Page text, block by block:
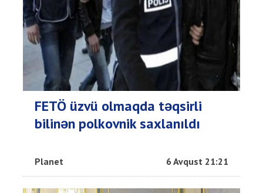
FETÖ üzvü olmaqda təqsirli
bilinən polkovnik saxlanıldı
Planet 6 Avqust 21:21